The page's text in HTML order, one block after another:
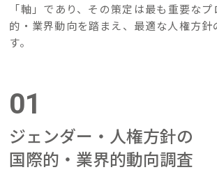
「軸」であり、その策定は最も重要な
的・業界動向を踏まえ、最適な人権方針
す。
01
ジェンダー・人権方針の
国際的・業界的動向調査